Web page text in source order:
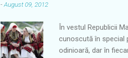
-August 09, 2012
În vestul Republicii
cunoscută în special
odinioară, dar în